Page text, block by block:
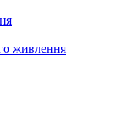
живлення